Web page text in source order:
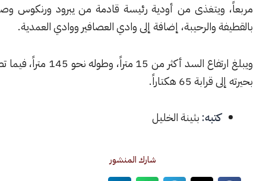
من أودية رئيسة قادمة من يبرود ورنكوس وصيدنايا مروراً
والرحيبة، إضافة إلى وادي العصافير ووادي العمدية.
ويبلغ ارتفاع السد أكثر من 15 متراً، وطوله نحو 145 متراً، فيما تصل مساحة
65 هكتاراً.
بثينة الخليل
شارك المنشور